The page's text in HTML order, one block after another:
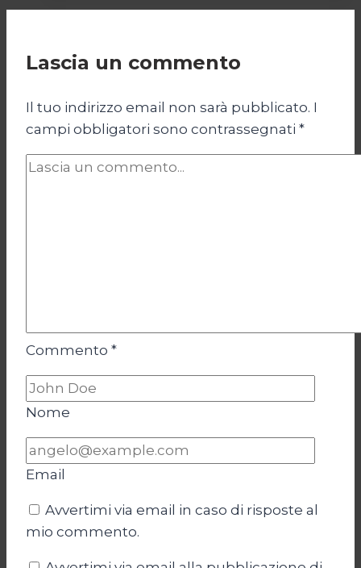
ieri
oggi
Lascia un commento
Il tuo indirizzo email non sarà pubblicato. I
campi obbligatori sono contrassegnati *
Commento *
Nome
Email
Avvertimi via email in caso di risposte al
mio commento.